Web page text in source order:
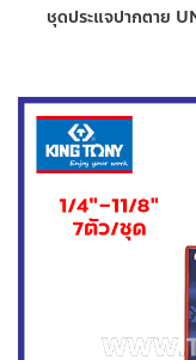
ชุดประแจปากตาย